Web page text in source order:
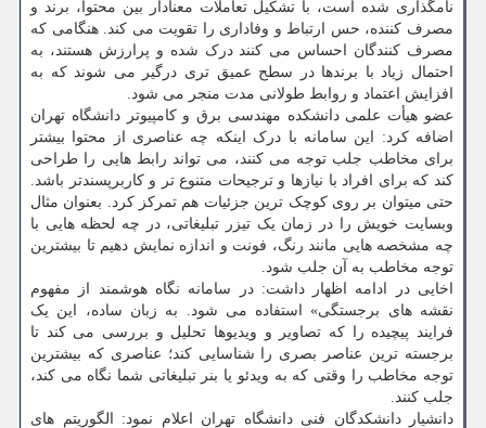
نامگذاری شده است، با تشکیل تعاملات معنادار بین محتوا، برند و
مصرف کننده، حس ارتباط و وفاداری را تقویت می کند. هنگامی که
مصرف کنندگان احساس می کنند درک شده و پرارزش هستند، به
احتمال زیاد با برندها در سطح عمیق تری درگیر می شوند که به
افزایش اعتماد و روابط طولانی مدت منجر می شود.
عضو هیأت علمی دانشکده مهندسی برق و کامپیوتر دانشگاه تهران
اضافه کرد: این سامانه با درک اینکه چه عناصری از محتوا بیشتر
برای مخاطب جلب توجه می کنند، می تواند رابط هایی را طراحی
کند که برای افراد با نیازها و ترجیحات متنوع تر و کاربرپسندتر باشد.
حتی میتوان بر روی کوچک ترین جزئیات هم تمرکز کرد. بعنوان مثال
وبسایت خویش را در زمان یک تیزر تبلیغاتی، در چه لحظه هایی با
چه مشخصه هایی مانند رنگ، فونت و اندازه نمایش دهیم تا بیشترین
توجه مخاطب به آن جلب شود.
اخایی در ادامه اظهار داشت: در سامانه نگاه هوشمند از مفهوم
نقشه های برجستگی» استفاده می شود. به زبان ساده، این یک
فرایند پیچیده را که تصاویر و ویدیوها تحلیل و بررسی می کند تا
برجسته ترین عناصر بصری را شناسایی کند؛ عناصری که بیشترین
توجه مخاطب را وقتی که به ویدئو یا بنر تبلیغاتی شما نگاه می کند،
جلب کنند.
دانشیار دانشکدگان فنی دانشگاه تهران اعلام نمود: الگوریتم های